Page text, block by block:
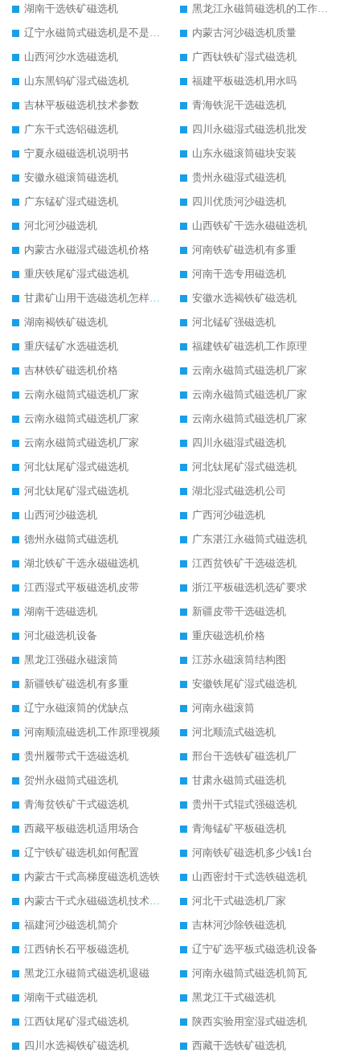
湖南干选铁矿磁选机
黑龙江永磁筒磁选机的工作原理
辽宁永磁筒式磁选机是不是强磁
内蒙古河沙磁选机质量
山西河沙水选磁选机
广西钛铁矿湿式磁选机
山东黑钨矿湿式磁选机
福建平板磁选机用水吗
吉林平板磁选机技术参数
青海铁泥干选磁选机
广东干式选铝磁选机
四川永磁湿式磁选机批发
宁夏永磁磁选机说明书
山东永磁滚筒磁块安装
安徽永磁滚筒磁选机
贵州永磁湿式磁选机
广东锰矿湿式磁选机
四川优质河沙磁选机
河北河沙磁选机
山西铁矿干选永磁磁选机
内蒙古永磁湿式磁选机价格
河南铁矿磁选机有多重
重庆铁尾矿湿式磁选机
河南干选专用磁选机
甘肃矿山用干选磁选机怎样调磁
安徽水选褐铁矿磁选机
湖南褐铁矿磁选机
河北锰矿强磁选机
重庆锰矿水选磁选机
福建铁矿磁选机工作原理
吉林铁矿磁选机价格
云南永磁筒式磁选机厂家
云南永磁筒式磁选机厂家
云南永磁筒式磁选机厂家
云南永磁筒式磁选机厂家
云南永磁筒式磁选机厂家
云南永磁筒式磁选机厂家
四川永磁湿式磁选机
河北钛尾矿湿式磁选机
河北钛尾矿湿式磁选机
河北钛尾矿湿式磁选机
湖北湿式磁选机公司
山西河沙磁选机
广西河沙磁选机
德州永磁筒式磁选机
广东湛江永磁筒式磁选机
湖北铁矿干选永磁磁选机
江西贫铁矿干选磁选机
江西湿式平板磁选机皮带
浙江平板磁选机选矿要求
湖南干选磁选机
新疆皮带干选磁选机
河北磁选机设备
重庆磁选机价格
黑龙江强磁永磁滚筒
江苏永磁滚筒结构图
新疆铁矿磁选机有多重
安徽铁尾矿湿式磁选机
辽宁永磁滚筒的优缺点
河南永磁滚筒
河南顺流磁选机工作原理视频
河北顺流式磁选机
贵州履带式干选磁选机
邢台干选铁矿磁选机厂
贺州永磁筒式磁选机
甘肃永磁筒式磁选机
青海贫铁矿干式磁选机
贵州干式辊式强磁选机
西藏平板磁选机适用场合
青海锰矿平板磁选机
辽宁铁矿磁选机如何配置
河南铁矿磁选机多少钱1台
内蒙古干式高梯度磁选机选铁
山西密封干式选铁磁选机
内蒙古干式永磁磁选机技术要求
河北干式磁选机厂家
福建河沙磁选机简介
吉林河沙除铁磁选机
江西钠长石平板磁选机
辽宁矿选平板式磁选机设备
黑龙江永磁筒式磁选机退磁
河南永磁筒式磁选机筒瓦
湖南干式磁选机
黑龙江干式磁选机
江西钛尾矿湿式磁选机
陕西实验用室湿式磁选机
四川水选褐铁矿磁选机
西藏干选铁矿磁选机